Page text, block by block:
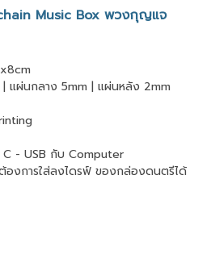
Music Box พวงกุญแจ
| แผ่นกลาง 5mm | แผ่นหลัง 2mm
- USB กับ Computer
องการใส่ลงไดรฟ์ ของกล่องดนตรีได้